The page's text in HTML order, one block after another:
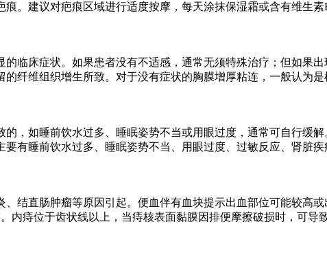
。建议对疤痕区域进行适度按摩，每天涂抹保湿霜或含有维生
临床症状。如果患者没有不适感，通常无须特殊治疗；但如果
纤维组织增生所致。对于没有症状的胸膜增厚粘连，一般认为
，如睡前饮水过多、睡眠姿势不当或用眼过度，通常可自行缓
有睡前饮水过多、睡眠姿势不当、用眼过度、过敏反应、肾脏
结直肠肿瘤等原因引起。便血伴有血块提示出血部位可能较高
内痔位于齿状线以上，当痔核表面黏膜因排便摩擦破损时，可